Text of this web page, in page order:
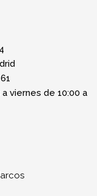
viernes de 10:00 a